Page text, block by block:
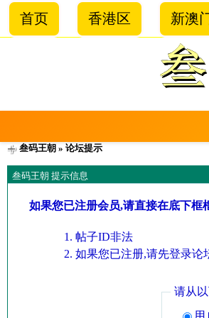
首页 香港区 新澳
叁码王朝 » 论坛提示
叁码王朝 提示信息
如果您已注册会员,请直接在底下框
帖子ID非法
如果您已注册,请先登录论
请从
用